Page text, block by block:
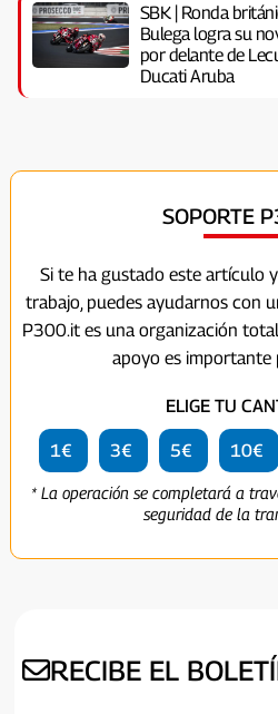
SBK | Ronda
Bulega logra su
por delante de
Ducati Aruba
SOPORTE
Si te ha gustado este artículo
trabajo, puedes ayudarnos con
P300.it es una organización
apoyo es importante
ELIGE TU
1€ 3€ 5€ 10€
* La operación se completará a
seguridad de la
RECIBE EL